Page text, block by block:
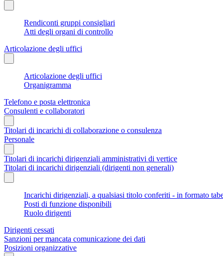
Rendiconti gruppi consigliari
Atti degli organi di controllo
Articolazione degli uffici
Articolazione degli uffici
Organigramma
Telefono e posta elettronica
Consulenti e collaboratori
Titolari di incarichi di collaborazione o consulenza
Personale
Titolari di incarichi dirigenziali amministrativi di vertice
Titolari di incarichi dirigenziali (dirigenti non generali)
Incarichi dirigenziali, a qualsiasi titolo conferiti - in formato
Posti di funzione disponibili
Ruolo dirigenti
Dirigenti cessati
Sanzioni per mancata comunicazione dei dati
Posizioni organizzative